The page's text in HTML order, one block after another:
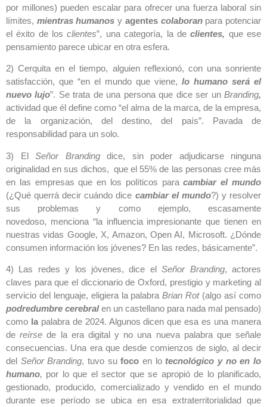
por millones) pueden escalar para ofrecer una fuerza laboral sin
límites, mientras humanosy agentes colaboranpara potenciar
el éxito de losclientes”, una categoría, la declientes, que ese
pensamiento parece ubicar en otra esfera.
2) Cerquita en el tiempo, alguien reflexionó, con una sonriente
satisfacción, que “en el mundo que viene, lo humano será el
nuevo lujo”. Se trata de una persona que dice ser unBranding,
actividad que él define como “el alma de la marca, de la empresa,
de la organización, del destino, del país”. Pavada de
responsabilidad para un solo.
3) El Señor Branding dice, sin poder adjudicarse ninguna
originalidad en sus dichos, que el 55% de las personas cree más
en las empresas que en los políticos paracambiar el mundo
(¿Qué querrá decir cuándo dice cambiar el mundo?) y resolver
sus problemas y como ejemplo, escasamente
novedoso, menciona “la influencia impresionante que tienen en
nuestras vidas Google, X, Amazon, Open AI, Microsoft. ¿Dónde
consumen información los jóvenes? En las redes, básicamente”.
4) Las redes y los jóvenes, dice elSeñor Branding, actores
claves para que el diccionario de Oxford, prestigio y marketing al
servicio del lenguaje, eligiera la palabraBrian Rot(algo así como
podredumbre cerebralen un castellano para nada mal pensado)
como lapalabra de 2024. Algunos dicen que esa es una manera
dereírsede la era digital y no una nueva palabra que señale
consecuencias. Una era que desde comienzos de siglo, al decir
del Señor Branding, tuvo sufoco en lotecnológico y no en lo
humano, por lo que el sector que se apropió de lo planificado,
gestionado, producido, comercializado y vendido en el mundo
durante ese período se ubica en esa extraterritorialidad que